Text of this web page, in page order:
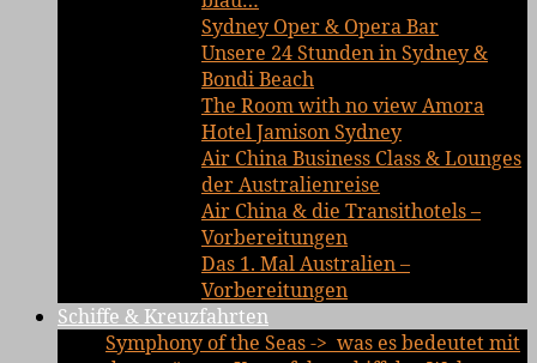
Sydney Oper & Opera Bar
Unsere 24 Stunden in Sydney &
Bondi Beach
The Room with no view Amora
Hotel Jamison Sydney
Air China Business Class & Lounges
der Australienreise
Air China & die Transithotels –
Vorbereitungen
Das 1. Mal Australien –
Vorbereitungen
Schiffe & Kreuzfahrten
Symphony of the Seas -> was es bedeutet mit